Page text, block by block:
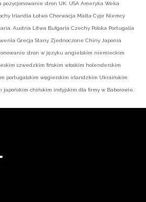
stron UK. USA Ameryka Weka
Irlandia Łotwa Chorwacja Malta Cypr Niemcy
Austria Litwa Bułgaria Czechy Polska Portugalia
Grecja Stany Zjednoczone Chiny Japonia
stron w języku angielskim niemieckim
szwedzkim fińskim włoskim holenderskim
portugalskim węgierskim irlandzkim Ukraińskim
japońskim chińskim indyjskim dla firmy w Baborowie.: